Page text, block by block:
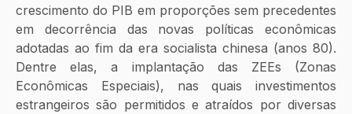
crescimento do PIB em proporções sem precedentes
em decorrência das novas políticas econômicas
adotadas ao fim da era socialista chinesa (anos 80).
Dentre elas, a implantação das ZEEs (Zonas
Econômicas Especiais), nas quais investimentos
estrangeiros são permitidos e atraídos por diversas